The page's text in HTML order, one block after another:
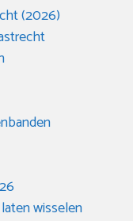
(2026)
wisselen